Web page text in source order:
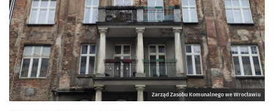
Zarząd Zasobu Komunalnego we Wrocławiu